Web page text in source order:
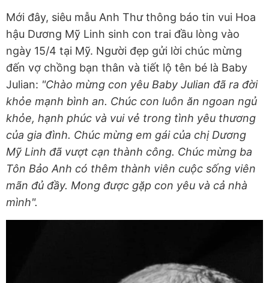
Mới đây, siêu mẫu Anh Thư thông báo tin vui Hoa
hậu Dương Mỹ Linh sinh con trai đầu lòng vào
ngày 15/4 tại Mỹ. Người đẹp gửi lời chúc mừng
đến vợ chồng bạn thân và tiết lộ tên bé là Baby
Julian: "Chào mừng con yêu Baby Julian đã ra đời
khỏe mạnh bình an. Chúc con luôn ăn ngoan ngủ
khỏe, hạnh phúc và vui vẻ trong tình yêu thương
của gia đình. Chúc mừng em gái của chị Dương
Mỹ Linh đã vượt cạn thành công. Chúc mừng ba
Tôn Bảo Anh có thêm thành viên cuộc sống viên
mãn đủ đầy. Mong được gặp con yêu và cả nhà
mình".